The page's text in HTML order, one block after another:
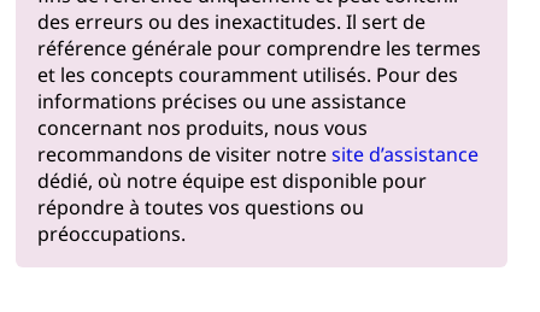
des erreurs ou des inexactitudes. Il sert de
référence générale pour comprendre les termes
et les concepts couramment utilisés. Pour des
informations précises ou une assistance
concernant nos produits, nous vous
recommandons de visiter notresite d’assistance
dédié, où notre équipe est disponible pour
répondre à toutes vos questions ou
préoccupations.